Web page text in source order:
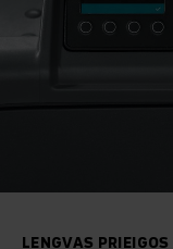
LENGVAS